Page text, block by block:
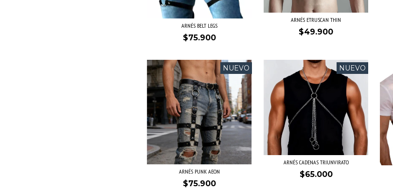
ARNÉS BELT LEGS
$75.900
ARNÉS ETRUSCAN THIN
$49.900
NUEVO
ARNÉS PUNK AEON
$75.900
NUEVO
ARNÉS CADENAS TRIUNVIRATO
$65.000